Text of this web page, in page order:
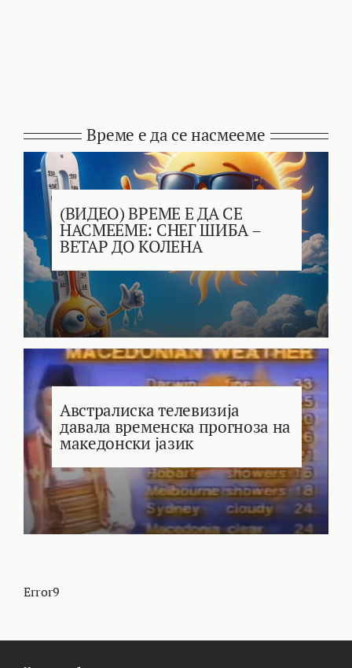
Време е да се насмееме
(ВИДЕО) ВРЕМЕ Е ДА СЕ
НАСМЕЕМЕ: СНЕГ ШИБА –
ВЕТАР ДО КОЛЕНА
Австралиска телевизија
давала временска прогноза на
македонски јазик
Error9